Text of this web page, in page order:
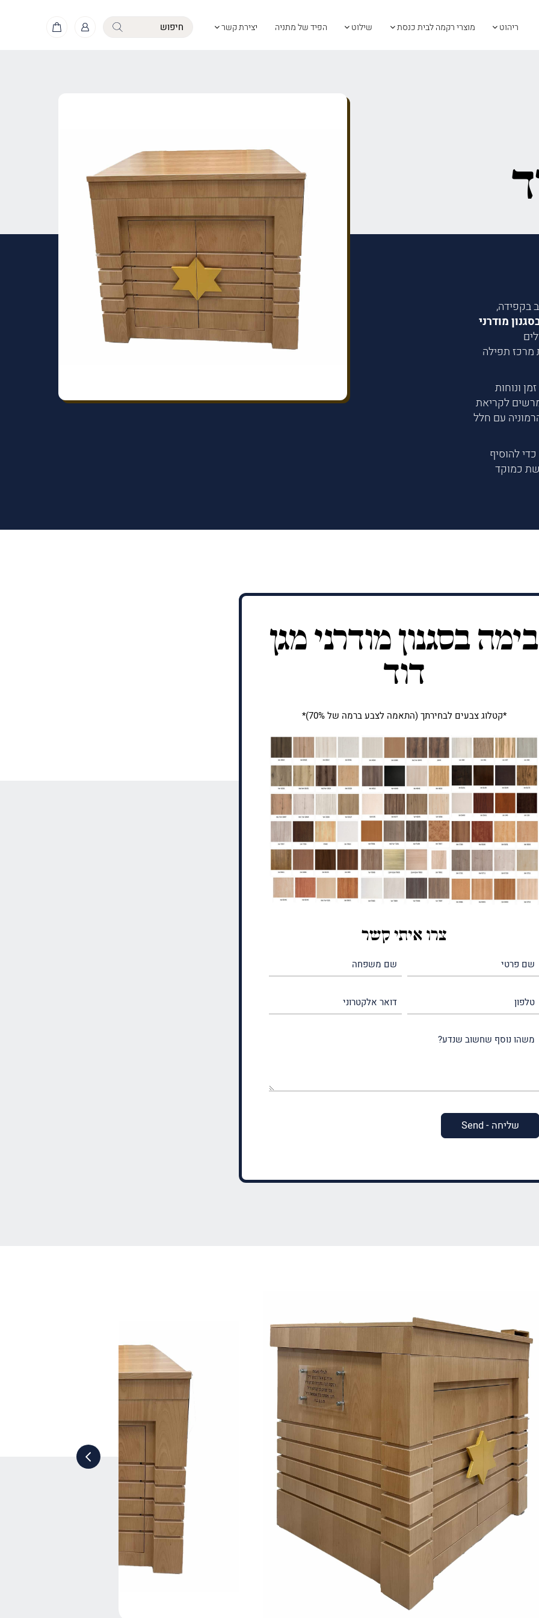
ריהוט מוצרי רקמה לבית כנסת שילוט הפיד של מתניה יצירת קשר
בקפידה,
מודרני
מרכז תפילה
ונוחות
לקריאת
עם חלל
כדי להוסיף
כמוקד
בימה בסגנון מודרני מגן
דוד
*קטלוג צבעים לבחירתך (התאמה לצבע ברמה של 70%)*
צרו איתי קשר